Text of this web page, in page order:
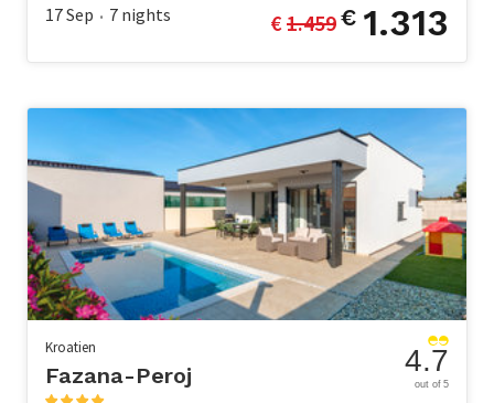
17 Sep • 7 nights € 1.459€ 1.313
Kroatien
Fazana-Peroj 4.7
out of 5